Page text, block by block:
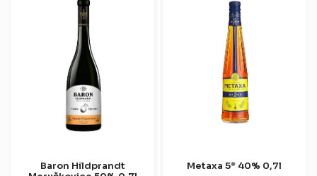
Baron Hildprandt
Metaxa 5* 40% 0,7l